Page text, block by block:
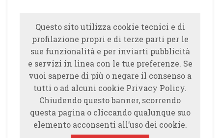
Questo sito utilizza cookie tecnici e di
profilazione propri e di terze parti per le
sue funzionalità e per inviarti pubblicità
e servizi in linea con le tue preferenze. Se
vuoi saperne di più o negare il consenso a
tutti o ad alcuni cookie Privacy Policy.
Chiudendo questo banner, scorrendo
questa pagina o cliccando qualunque suo
elemento acconsenti all’uso dei cookie.